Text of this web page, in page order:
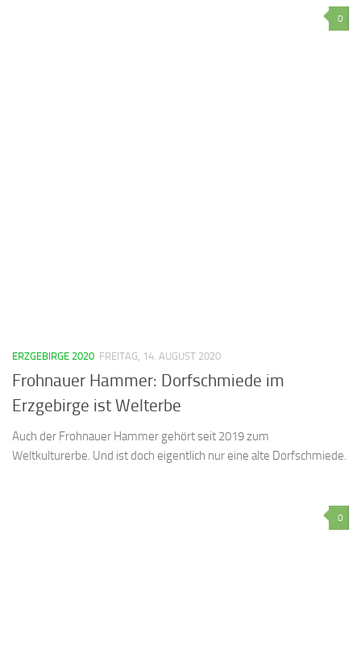
0
ERZGEBIRGE 2020 FREITAG, 14. AUGUST 2020
Frohnauer Hammer: Dorfschmiede im
Erzgebirge ist Welterbe
Auch der Frohnauer Hammer gehört seit 2019 zum
Weltkulturerbe. Und ist doch eigentlich nur eine alte Dorfschmiede.
0